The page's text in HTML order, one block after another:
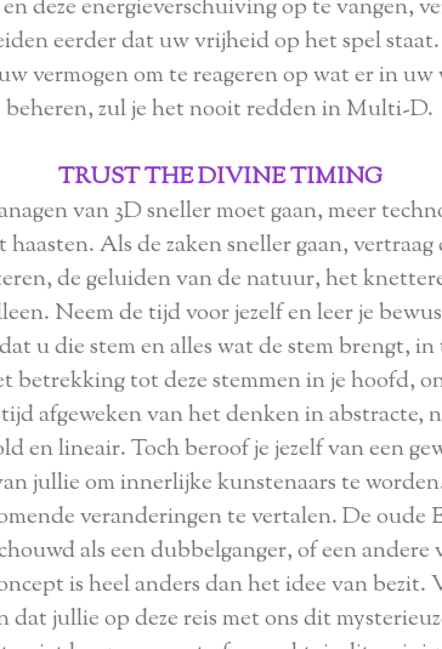
deze energieverschuiving op te vangen,
eerder dat uw vrijheid op het spel
vermogen om te reageren op wat er in
beheren, zul je het nooit redden in Multi-D.
TRUST THE DIVINE TIMING
van 3D sneller moet gaan, meer
Als de zaken sneller gaan,
de geluiden van de natuur, het
Neem de tijd voor jezelf en leer je
u die stem en alles wat de stem brengt,
betrekking tot deze stemmen in je hoofd,
afgeweken van het denken in
en lineair. Toch beroof je jezelf van een
jullie om innerlijke kunstenaars te
veranderingen te vertalen. De oude
als een dubbelganger, of een
is heel anders dan het idee van bezit.
jullie op deze reis met ons dit